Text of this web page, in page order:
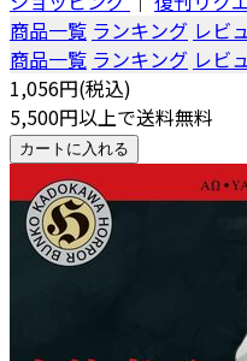
商品一覧 ランキング レビ
商品一覧 ランキング レビ
1,056円(税込)
5,500円以上で送料無料
カートに入れる